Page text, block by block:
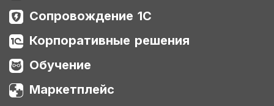
Сопровождение 1С
Корпоративные решения
Обучение
Маркетплейс